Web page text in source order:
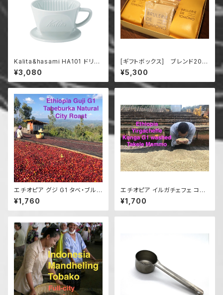
Kalita&hasami HA101 ドリッ
パー [1-2人用 ]
¥3,080
[ギフトボックス] ブレンド200
g x ２袋 + ドリップバッグ１０袋
¥5,300
エチオピア グジ G1 タベ・ブルカ
ナチュラル 中深煎 200g
¥1,760
エチオピア イルガチェフェ コン
ガ G1 ウォッシュド タケレ・マン
モ農園 200g
¥1,700